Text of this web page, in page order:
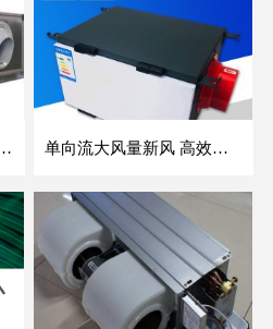
间防爆新风空调器射流冷暖机组 单向流大风量新风 高效除霾全热交换新风机空气净化